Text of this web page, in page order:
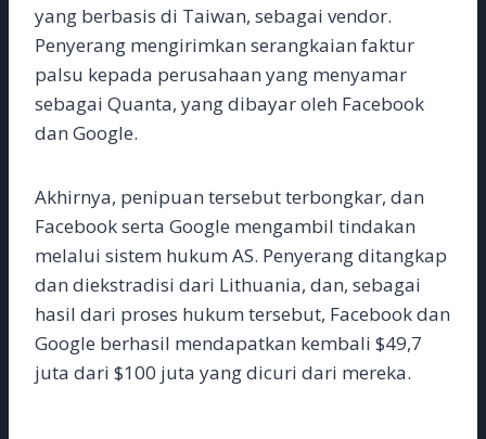
yang berbasis di Taiwan, sebagai vendor.
Penyerang mengirimkan serangkaian faktur
palsu kepada perusahaan yang menyamar
sebagai Quanta, yang dibayar oleh Facebook
dan Google.
Akhirnya, penipuan tersebut terbongkar, dan
Facebook serta Google mengambil tindakan
melalui sistem hukum AS. Penyerang ditangkap
dan diekstradisi dari Lithuania, dan, sebagai
hasil dari proses hukum tersebut, Facebook dan
Google berhasil mendapatkan kembali $49,7
juta dari $100 juta yang dicuri dari mereka.